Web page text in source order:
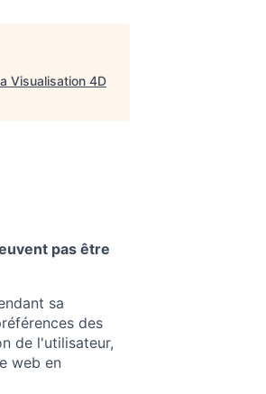
Visualisation 4D
pas être
sa
des
de l'utilisateur,
web en